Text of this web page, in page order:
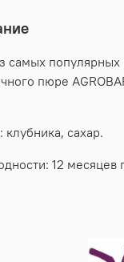
самых популярных
пюре
клубника, сахар.
12 месяцев